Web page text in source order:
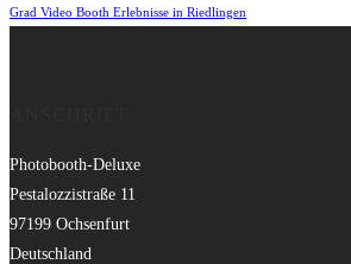
Grad Video Booth Erlebnisse in Riedlingen
Photobooth-Deluxe
Pestalozzistraße 11
97199 Ochsenfurt
Deutschland